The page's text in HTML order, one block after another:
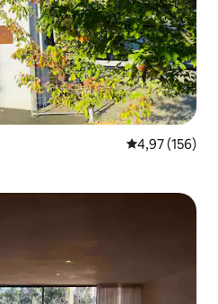
4,97 de uma
4,97 (156)